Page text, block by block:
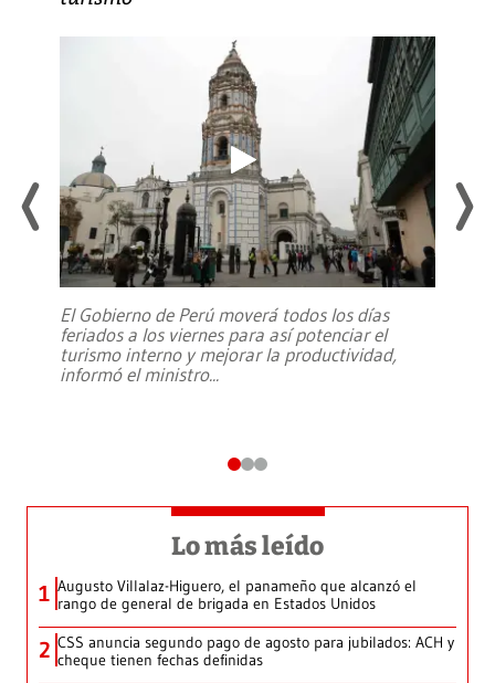
El Gobierno de Perú moverá todos los días
feriados a los viernes para así potenciar el
turismo interno y mejorar la productividad,
informó el ministro...
Lo más leído
1 Augusto Villalaz-Higuero, el panameño que alcanzó el
rango de general de brigada en Estados Unidos
2 CSS anuncia segundo pago de agosto para jubilados: ACH y
cheque tienen fechas definidas